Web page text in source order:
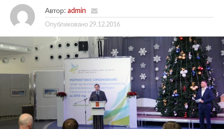
Автор: admin
Опубликовано 29.12.2016